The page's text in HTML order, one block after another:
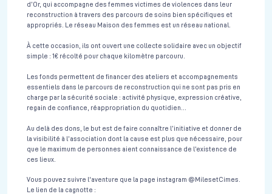
d’Or, qui accompagne des femmes victimes de violences dans leur
reconstruction à travers des parcours de soins bien spécifiques et
appropriés. Le réseau Maison des femmes est un réseau national.
À cette occasion, ils ont ouvert une collecte solidaire avec un objectif
simple : 1€ récolté pour chaque kilomètre parcouru.
Les fonds permettent de financer des ateliers et accompagnements
essentiels dans le parcours de reconstruction qui ne sont pas pris en
charge par la sécurité sociale : activité physique, expression créative,
regain de confiance, réappropriation du quotidien…
Au delà des dons, le but est de faire connaître l’initiative et donner de
la visibilité à l’association dont la cause est plus que nécessaire, pour
que le maximum de personnes aient connaissance de l’existence de
ces lieux.
Vous pouvez suivre l'aventure que la page instagram @MilesetCimes.
Le lien de la cagnotte :